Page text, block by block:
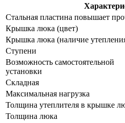
Cтальная пластина повышает
Крышка люка (цвет)
Крышка люка (наличие
Ступени
Возможность самостоятельной
установки
Cкладная
Максимальная нагрузка
Толщина утеплителя в крышке
Толщина люка